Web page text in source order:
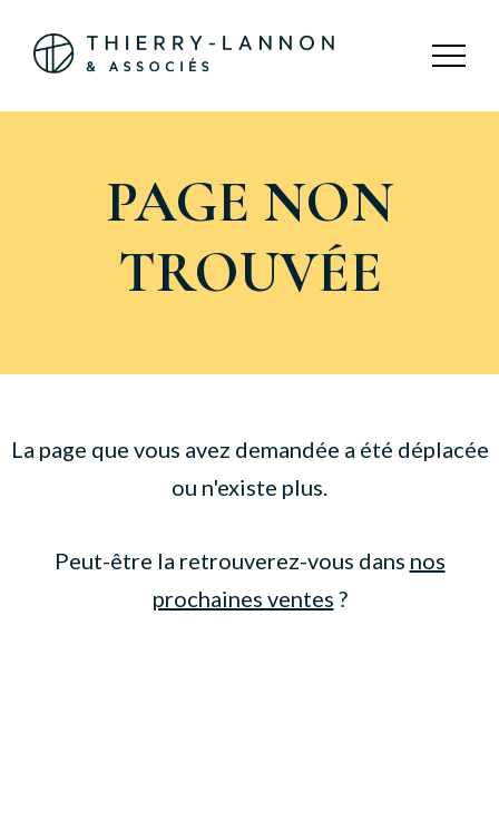
PAGE NON
TROUVÉE
La page que vous avez demandée a été déplacée
ou n'existe plus.
Peut-être la retrouverez-vous dans nos
prochaines ventes ?